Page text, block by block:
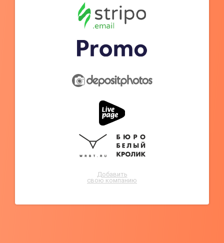
Добавить
свою компанию